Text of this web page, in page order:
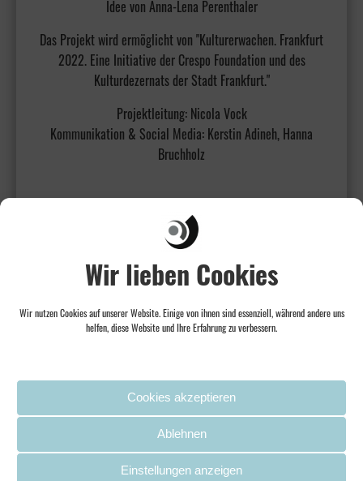
Wir lieben Cookies
Wir nutzen Cookies auf unserer Website. Einige von ihnen sind essenziell, während andere uns
helfen, diese Website und Ihre Erfahrung zu verbessern.
Cookies akzeptieren
Ablehnen
Einstellungen anzeigen
Idee von Anna-Lena Perenthaler
Das Projekt wird ermöglicht von "Kulturerwachen. Frankfurt
2022. Eine Initiative der Crespo Foundation und des
Kulturdezernats der Stadt Frankfurt."
Projektleitung: Nicola Vock
Kommunikation & Social Media: Kerstin Adineh, Hanna
Bruchholz